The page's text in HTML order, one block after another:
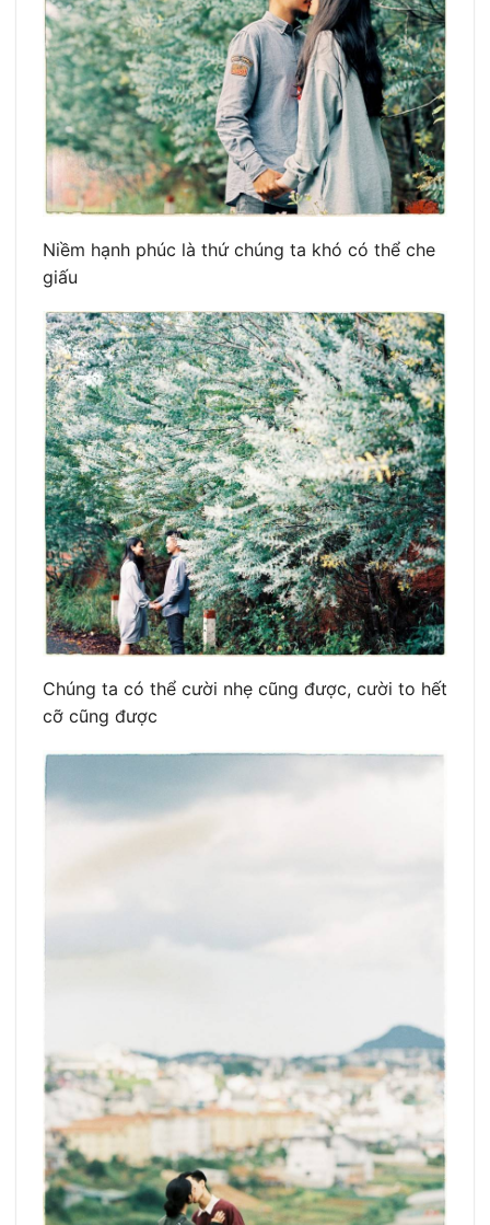
Niềm hạnh phúc là thứ chúng ta khó có thể che
giấu
Chúng ta có thể cười nhẹ cũng được, cười to hết
cỡ cũng được